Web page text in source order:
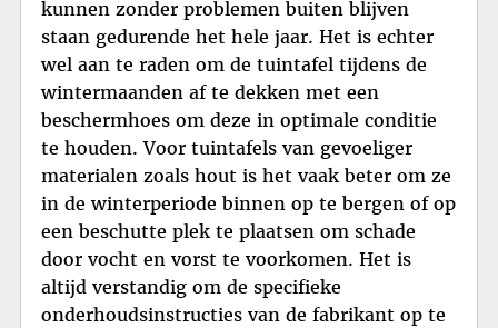
kunnen zonder problemen buiten blijven
staan gedurende het hele jaar. Het is echter
wel aan te raden om de tuintafel tijdens de
wintermaanden af te dekken met een
beschermhoes om deze in optimale conditie
te houden. Voor tuintafels van gevoeliger
materialen zoals hout is het vaak beter om ze
in de winterperiode binnen op te bergen of op
een beschutte plek te plaatsen om schade
door vocht en vorst te voorkomen. Het is
altijd verstandig om de specifieke
onderhoudsinstructies van de fabrikant op te